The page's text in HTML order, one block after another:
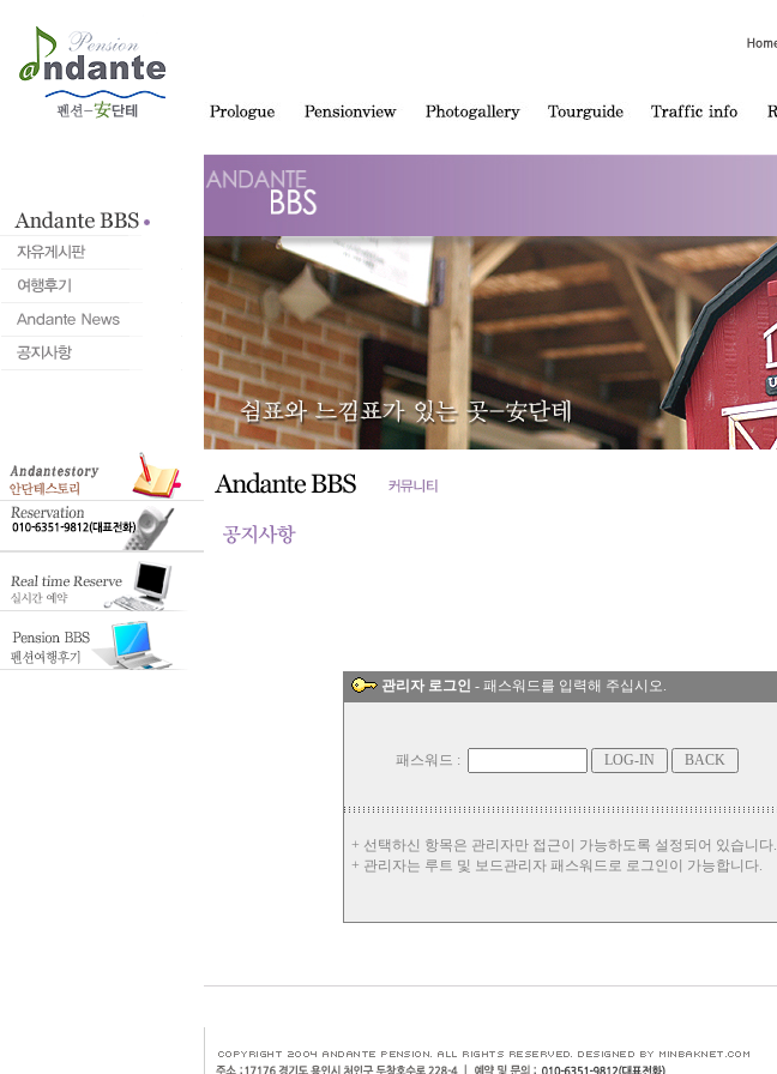
관리자 로그인 - 패스워드를 입력해 주십시오.
패스워드 :
+ 선택하신 항목은 관리자만 접근이 가능하도록 설정되어 있습니다.
+ 관리자는 루트 및 보드관리자 패스워드로 로그인이 가능합니다.